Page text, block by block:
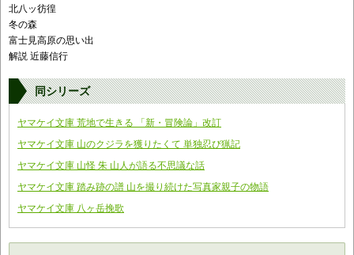
北八ッ彷徨
冬の森
富士見高原の思い出
解説 近藤信行
同シリーズ
ヤマケイ文庫 荒地で生きる 「新・冒険論」改訂
ヤマケイ文庫 山のクジラを獲りたくて 単独忍び猟記
ヤマケイ文庫 山怪 朱 山人が語る不思議な話
ヤマケイ文庫 踏み跡の譜 山を撮り続けた写真家親子の物語
ヤマケイ文庫 八ヶ岳挽歌